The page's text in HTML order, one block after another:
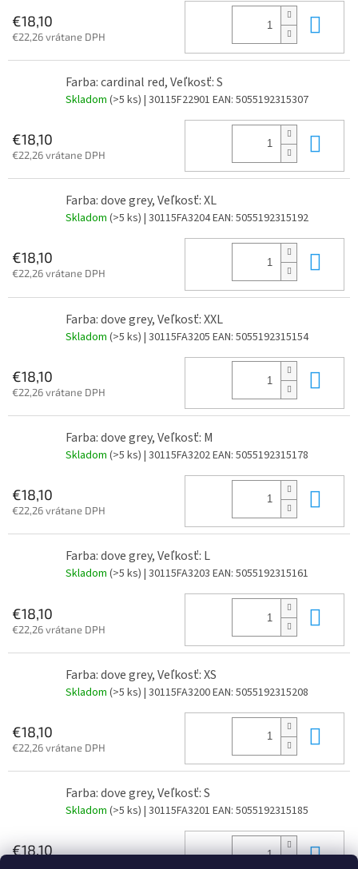
€18,10
€22,26 vrátane DPH
Farba: cardinal red, Veľkosť: S
Skladom (>5 ks) | 30115F22901 EAN: 5055192315307
€18,10
€22,26 vrátane DPH
Farba: dove grey, Veľkosť: XL
Skladom (>5 ks) | 30115FA3204EAN: 5055192315192
€18,10
€22,26 vrátane DPH
Farba: dove grey, Veľkosť: XXL
Skladom (>5 ks) | 30115FA3205 EAN: 5055192315154
€18,10
€22,26 vrátane DPH
Farba: dove grey, Veľkosť: M
Skladom (>5 ks) | 30115FA3202EAN: 5055192315178
€18,10
€22,26 vrátane DPH
Farba: dove grey, Veľkosť: L
Skladom (>5 ks) | 30115FA3203 EAN: 5055192315161
€18,10
€22,26 vrátane DPH
Farba: dove grey, Veľkosť: XS
Skladom (>5 ks) | 30115FA3200EAN: 5055192315208
€18,10
€22,26 vrátane DPH
Farba: dove grey, Veľkosť: S
Skladom (>5 ks) | 30115FA3201 EAN: 5055192315185
€18,10 Do